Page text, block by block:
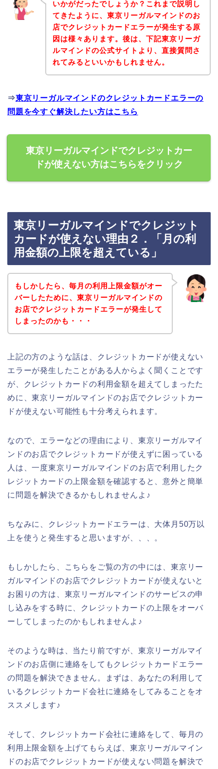
いかがだったでしょうか？これまで説明し
てきたように、東京リーガルマインドのお
店でクレジットカードエラーが発生する原
因は様々あります。後は、下記東京リーガ
ルマインドの公式サイトより、直接質問さ
れてみるといいかもしれません。
⇒東京リーガルマインドのクレジットカードエラーの
問題を今すぐ解決したい方はこちら
東京リーガルマインドでクレジットカー
ドが使えない方はこちらをクリック
東京リーガルマインドでクレジット
カードが使えない理由２．「月の利
用金額の上限を超えている」
もしかしたら、毎月の利用上限金額がオー
バーしたために、東京リーガルマインドの
お店でクレジットカードエラーが発生して
しまったのかも・・・
上記の方のような話は、クレジットカードが使えない
エラーが発生したことがある人からよく聞くことです
が、クレジットカードの利用金額を超えてしまったた
めに、東京リーガルマインドのお店でクレジットカー
ドが使えない可能性も十分考えられます。
なので、エラーなどの理由により、東京リーガルマイ
ンドのお店でクレジットカードが使えずに困っている
人は、一度東京リーガルマインドのお店で利用したク
レジットカードの上限金額を確認すると、意外と簡単
に問題を解決できるかもしれませんよ♪
ちなみに、クレジットカードエラーは、大体月50万以
上を使うと発生すると思いますが、、、。
もしかしたら、こちらをご覧の方の中には、東京リー
ガルマインドのお店でクレジットカードが使えないと
お困りの方は、東京リーガルマインドのサービスの申
し込みをする時に、クレジットカードの上限をオーバ
ーしてしまったのかもしれませんよ♪
そのような時は、当たり前ですが、東京リーガルマイ
ンドのお店側に連絡をしてもクレジットカードエラー
の問題を解決できません。まずは、あなたの利用して
いるクレジットカード会社に連絡をしてみることをオ
ススメします♪
そして、クレジットカード会社に連絡をして、毎月の
利用上限金額を上げてもらえば、東京リーガルマイン
ドのお店でクレジットカードが使えない問題を解決で